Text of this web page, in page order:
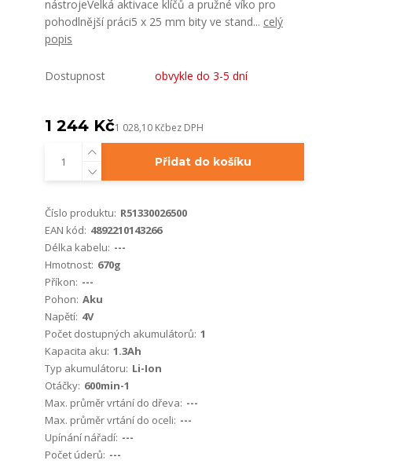
nástrojeVelká aktivace klíčů a pružné víko pro
pohodlnější práci5 x 25 mm bity ve stand... celý
popis
Dostupnost obvykle do 3-5 dní
1 244 Kč1 028,10 Kčbez DPH
Přidat do košíku
Číslo produktu: R51330026500
EAN kód: 4892210143266
Délka kabelu: ---
Hmotnost: 670g
Příkon: ---
Pohon: Aku
Napětí: 4V
Počet dostupných akumulátorů: 1
Kapacita aku: 1.3Ah
Typ akumulátoru: Li-Ion
Otáčky: 600min-1
Max. průměr vrtání do dřeva: ---
Max. průměr vrtání do oceli: ---
Upínání nářadí: ---
Počet úderů: ---